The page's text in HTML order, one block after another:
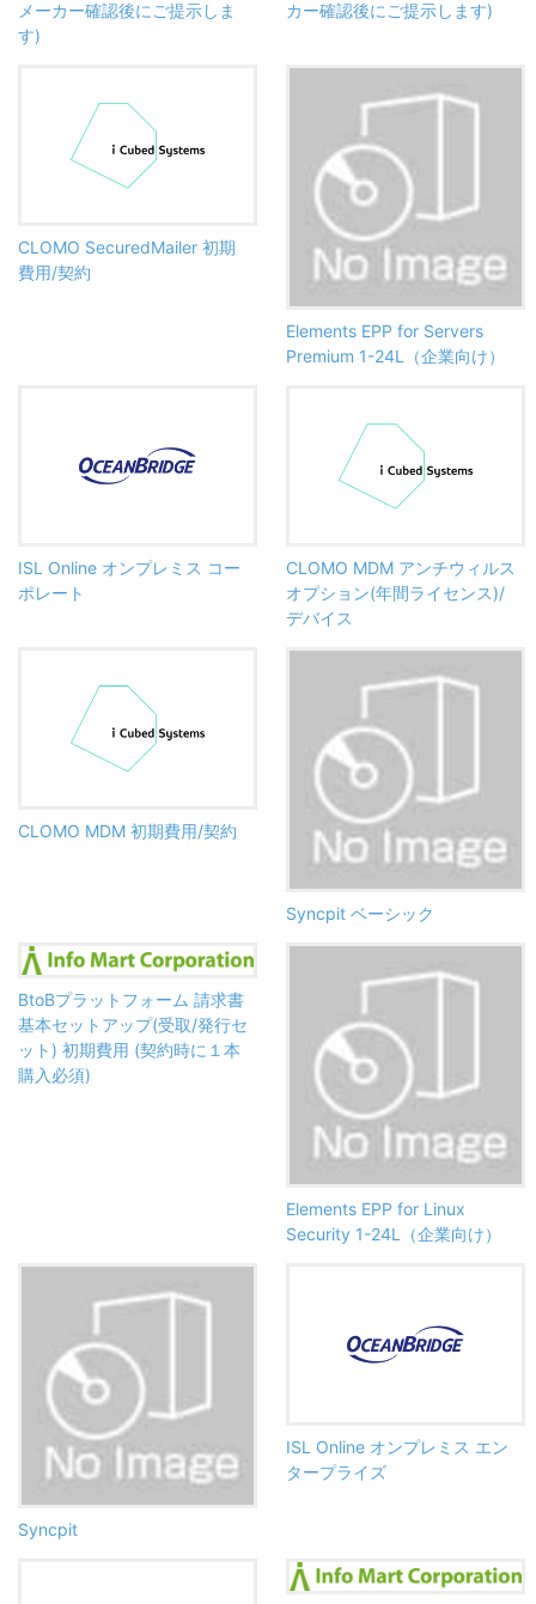
メーカー確認後にご提示しま
す)
カー確認後にご提示します)
CLOMO SecuredMailer 初期
費用/契約
Elements EPP for Servers
Premium 1-24L（企業向け）
ISL Online オンプレミス コー
ポレート
CLOMO MDM アンチウィルス
オプション(年間ライセンス)/
デバイス
CLOMO MDM 初期費用/契約
Syncpit ベーシック
BtoBプラットフォーム 請求書
基本セットアップ(受取/発行セ
ット) 初期費用 (契約時に１本
購入必須)
Elements EPP for Linux
Security 1-24L（企業向け）
Syncpit
ISL Online オンプレミス エン
タープライズ